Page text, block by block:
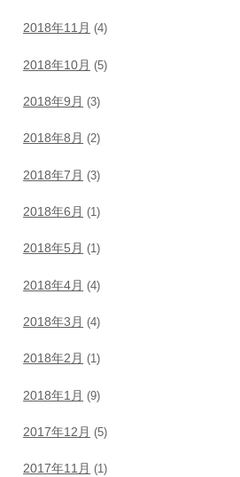
2018年11月 (4)
2018年10月 (5)
2018年9月 (3)
2018年8月 (2)
2018年7月 (3)
2018年6月 (1)
2018年5月 (1)
2018年4月 (4)
2018年3月 (4)
2018年2月 (1)
2018年1月 (9)
2017年12月 (5)
2017年11月 (1)